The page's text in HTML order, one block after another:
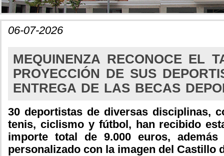
06-07-2026
MEQUINENZA RECONOCE EL
PROYECCIÓN DE SUS
ENTREGA DE LAS BECAS
30 deportistas de diversas disciplinas,
tenis, ciclismo y fútbol, han recibido
importe total de 9.000 euros,
personalizado con la imagen del Castillo